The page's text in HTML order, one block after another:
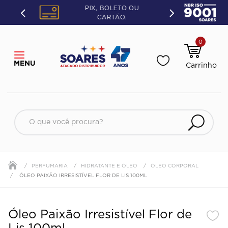
PIX, BOLETO OU
CARTÃO.
0
O que você procura?
PERFUMARIA HIDRATANTE E ÓLEO
ÓLEO CORPORAL
ÓLEO PAIXÃO IRRESISTÍVEL FLOR DE LIS 100ML
Óleo Paixão Irresistível Flor de